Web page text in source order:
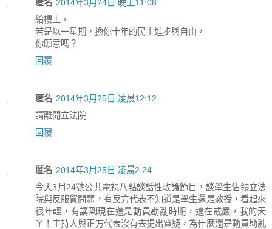
匿名 2014年3月24日 晚上11:08
給樓上，
若是以一星期，換你十年的民主進步與自由，
你願意嗎？
回覆
匿名 2014年3月25日 凌晨12:12
請離開立法院.
回覆
匿名 2014年3月25日 凌晨2:24
今天3月24號公共電視八點談話性政論節目，談學生佔領立法
院與反服貿問題，有反方代表不知道是學生還是教授，看起來
很年輕，有講到現在還是動員勘亂時期，還在戒嚴，我的天
ㄚ！主持人與正方代表沒有去提出質疑，為什麼還是動員勘亂